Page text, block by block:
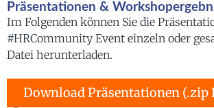
Präsentationen &
Im Folgenden können Sie die
#HRCommunity Event einzeln oder
Datei herunterladen.
Download Präsentationen (.zip